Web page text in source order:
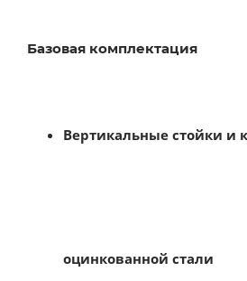
Базовая комплектация
Вертикальные стойки и
оцинкованной стали